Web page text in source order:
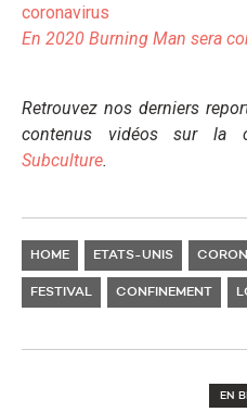
coronavirus
En 2020 Burning Man sera
Retrouvez nos derniers
contenus vidéos sur la
Subculture.
HOME ETATS-UNIS
FESTIVAL CONFINEMENT
EN